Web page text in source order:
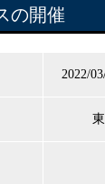
の開催
2022/